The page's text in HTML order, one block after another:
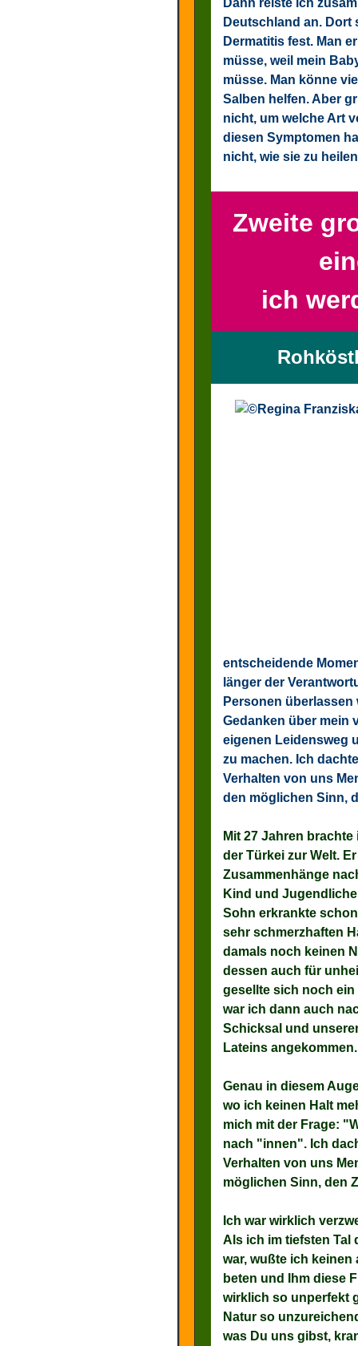
Deutschland an. Dort
Dermatitis fest. Man
müsse, weil mein
müsse. Man könne
Salben helfen. Aber
nicht, um welche Art
diesen Symptomen
nicht, wie sie zu
Zweite
ich
entscheidende
länger der
Personen überlassen
Gedanken über mein
eigenen Leidensweg
zu machen. Ich
Verhalten von uns
den möglichen Sinn,
Mit 27 Jahren
der Türkei zur Welt.
Zusammenhänge
Kind und
Sohn erkrankte
sehr schmerzhaften
damals noch keinen
dessen auch für
gesellte sich noch
war ich dann auch
Schicksal und
Lateins angekommen.
Genau in diesem
wo ich keinen Halt
mich mit der Frage:
nach "innen". Ich
Verhalten von uns
möglichen Sinn, den
Ich war wirklich
Als ich im tiefsten Tal
war, wußte ich keinen
beten und Ihm diese
wirklich so unperfekt
Natur so
was Du uns gibst,